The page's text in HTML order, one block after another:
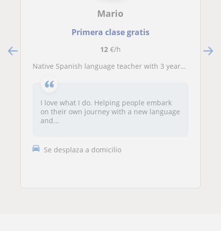
Mario
Primera clase gratis
12€/h
Native Spanish language teacher with 3 years of experience
I love what I do. Helping people embark
on their own journey with a new language
and...
Se desplaza a domicilio